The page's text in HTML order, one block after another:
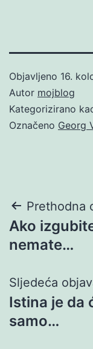
Objavljeno 16.
Autor mojblog
Kategorizirano
Označeno Georg
objava
Prethodna
Ako
nemate…
Sljedeća
Istina je da
samo…